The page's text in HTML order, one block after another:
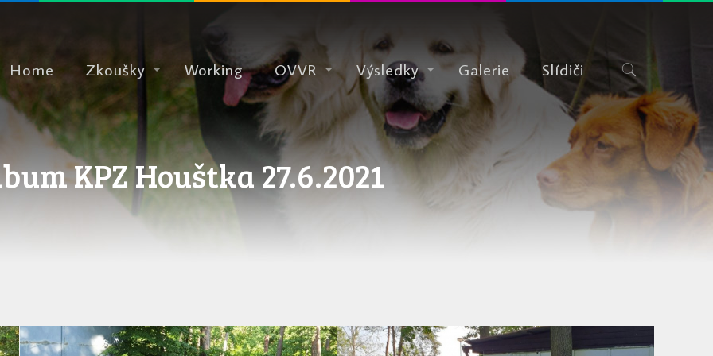
Home Zkoušky Working OVVR Výsledky Galerie Slídiči
KPZ Houštka 27.6.2021